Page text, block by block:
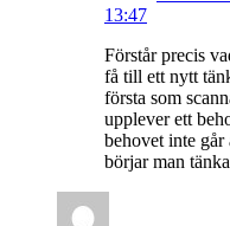
13:47
Förstår precis
få till ett nytt
första som
upplever ett
behovet inte går
börjar man